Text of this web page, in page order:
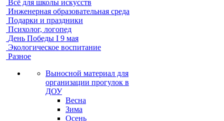
Всё для школы искусств
Инженерная образовательная среда
Подарки и праздники
Психолог, логопед
День Победы I 9 мая
Экологическое воспитание
Разное
Выносной материал для
организации прогулок в
ДОУ
Весна
Зима
Осень